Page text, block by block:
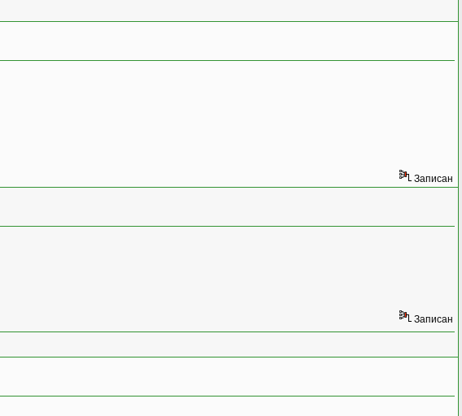
Записан
Записан